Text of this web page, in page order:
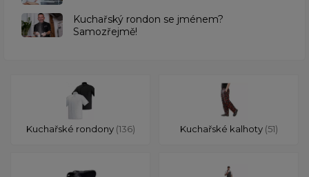
Kuchařský rondon se jménem?
Samozřejmě!
Kuchařské rondony (136) Kuchařské kalhoty (51)